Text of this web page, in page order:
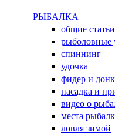
РЫБАЛКА
общие статьи
рыболовные
спиннинг
удочка
фидер и
насадка и
видео о
места
ловля зимой